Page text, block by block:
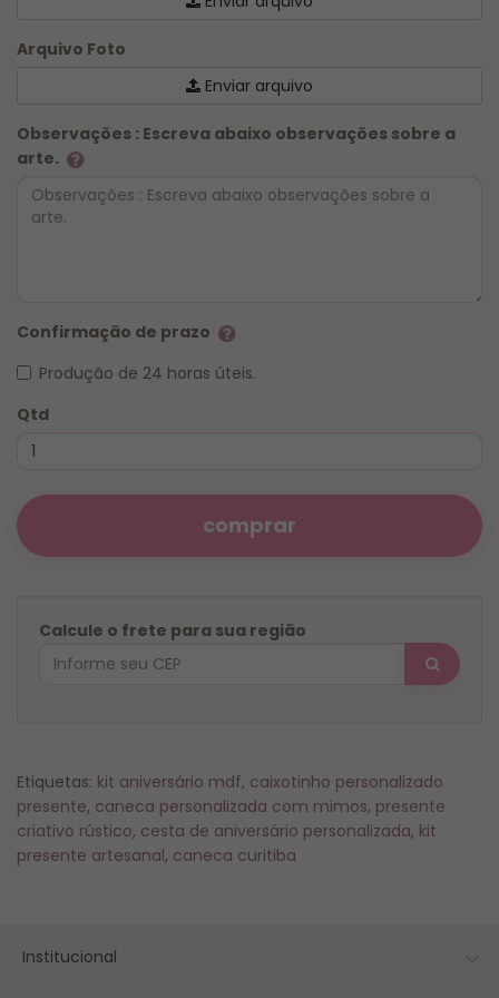
Arquivo Foto
Enviar arquivo
Observações : Escreva abaixo observações sobre a
arte.
Confirmação de prazo
Produção de 24 horas úteis.
Qtd
comprar
Calcule o frete para sua região
Etiquetas: kit aniversário mdf, caixotinho personalizado
presente, caneca personalizada com mimos, presente
criativo rústico, cesta de aniversário personalizada, kit
presente artesanal, caneca curitiba
Institucional